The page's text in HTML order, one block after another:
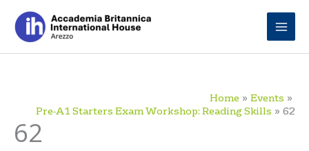
content
Home
Events
Pre-A1 Starters Exam Workshop: Reading Skills
62
62